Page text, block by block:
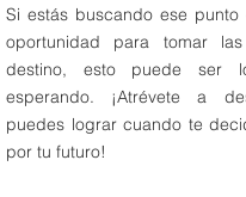
Si estás buscando ese punto
oportunidad para tomar
destino, esto puede ser
esperando. ¡Atrévete a
puedes lograr cuando te
por tu futuro!